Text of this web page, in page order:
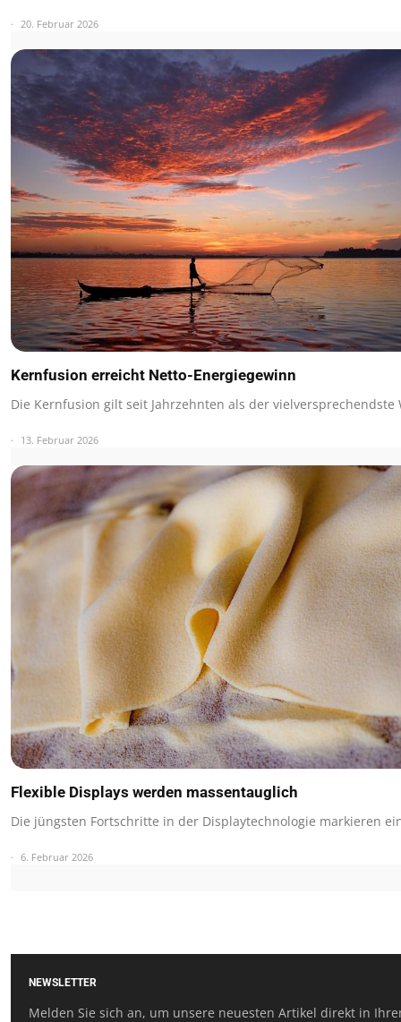
20. Februar 2026
Kernfusion erreicht Netto-Energiegewinn
Die Kernfusion gilt seit Jahrzehnten als der vielversprechendste
13. Februar 2026
Flexible Displays werden massentauglich
Die jüngsten Fortschritte in der Displaytechnologie markieren
6. Februar 2026
NEWSLETTER
Melden Sie sich an, um unsere neuesten Artikel direkt in